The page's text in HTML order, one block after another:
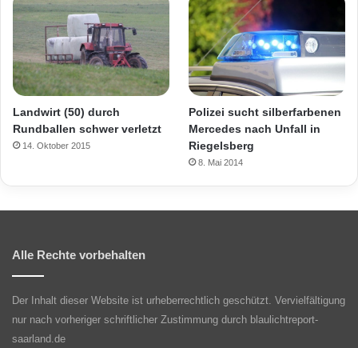
Landwirt (50) durch
Rundballen schwer verletzt
14. Oktober 2015
Polizei sucht silberfarbenen
Mercedes nach Unfall in
Riegelsberg
8. Mai 2014
Alle Rechte vorbehalten
Der Inhalt dieser Website ist urheberrechtlich geschützt. Vervielfältigung
nur nach vorheriger schriftlicher Zustimmung durch blaulichtreport-
saarland.de